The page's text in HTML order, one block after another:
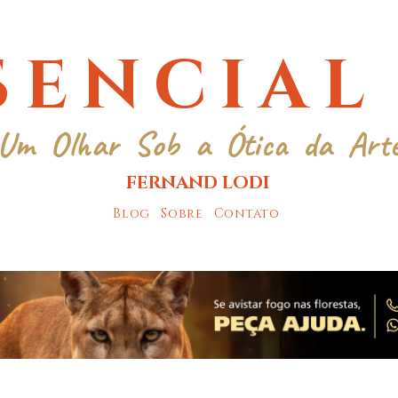
Olhar Sob a Ótica da
FERNAND LODI
Blog Sobre Contato